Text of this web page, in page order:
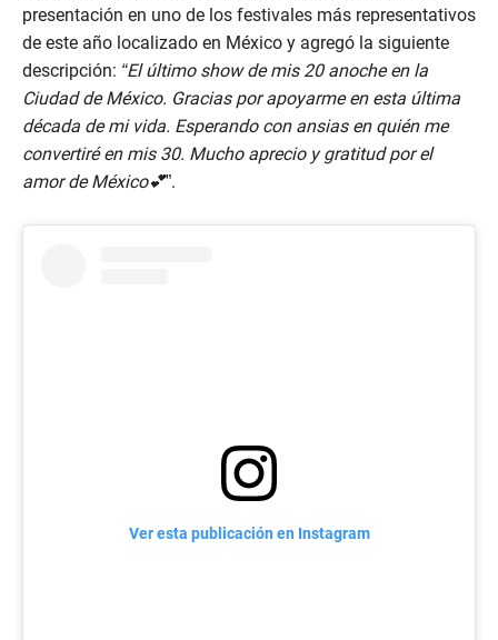
presentación en uno de los festivales más representativos
de este año localizado en México y agregó la siguiente
descripción: “El último show de mis 20 anoche en la
Ciudad de México. Gracias por apoyarme en esta última
década de mi vida. Esperando con ansias en quién me
convertiré en mis 30. Mucho aprecio y gratitud por el
amor de México💕”.
Ver esta publicación en Instagram